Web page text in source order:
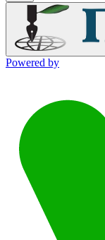
Powered by